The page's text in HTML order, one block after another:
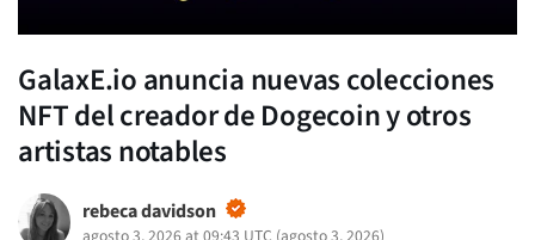
GalaxE.io anuncia nuevas colecciones
NFT del creador de Dogecoin y otros
artistas notables
rebeca davidson